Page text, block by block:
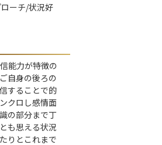
ーチ/状況好
能力が特徴の
自身の後ろの
することで的
クロし感情面
の部分まで丁
も思える状況
りとこれまで